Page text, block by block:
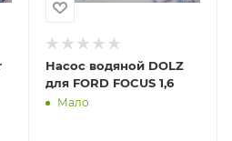
Насос водяной DOLZ
для FORD FOCUS 1,6
Мало